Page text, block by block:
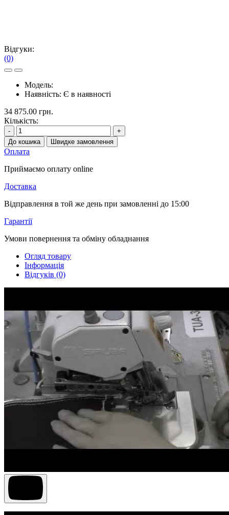
Відгуки:
(0)
Модель:
Наявність: Є в наявності
34 875.00 грн.
Кількість:
-
+
До кошика
Швидке замовлення
Оплата
Приймаємо оплату online
Доставка
Відправлення в той же день при замовленні до 15:00
Гарантії
Умови повернення та обміну обладнання
Огляд товару
Інформація
Відгуків (0)